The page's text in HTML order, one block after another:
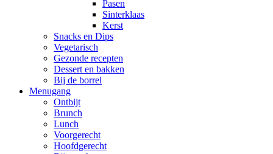
Pasen
Sinterklaas
Kerst
Snacks en Dips
Vegetarisch
Gezonde recepten
Dessert en bakken
Bij de borrel
Menugang
Ontbijt
Brunch
Lunch
Voorgerecht
Hoofdgerecht